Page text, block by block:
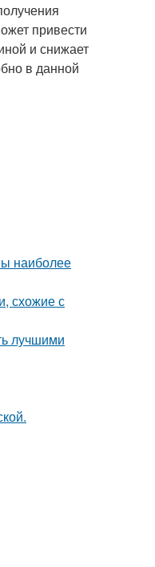
привести
и снижает
в данной
наиболее
схожие с
лучшими